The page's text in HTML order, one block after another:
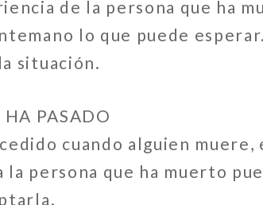
de la persona que ha
lo que puede
situación.
PASADO
cuando alguien muere,
persona que ha muerto